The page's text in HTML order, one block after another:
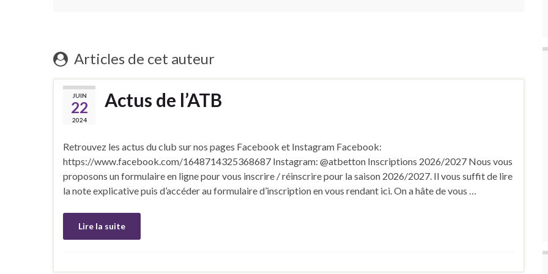
Articles de cet auteur
JUIN
22
2024
Actus de l’ATB
Retrouvez les actus du club sur nos pages Facebook et Instagram Facebook:
https://www.facebook.com/1648714325368687 Instagram: @atbetton Inscriptions 2026/2027 Nous vous
proposons un formulaire en ligne pour vous inscrire / réinscrire pour la saison 2026/2027. Il vous suffit de lire
la note explicative puis d’accéder au formulaire d’inscription en vous rendant ici. On a hâte de vous …
Lire la suite